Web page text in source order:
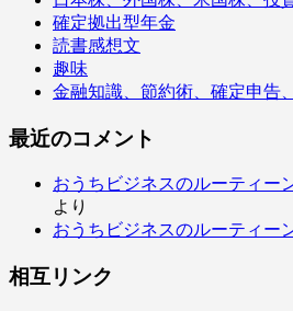
確定拠出型年金
読書感想文
趣味
金融知識、節約術、確定申告
最近のコメント
おうちビジネスのルーティー
より
おうちビジネスのルーティー
相互リンク